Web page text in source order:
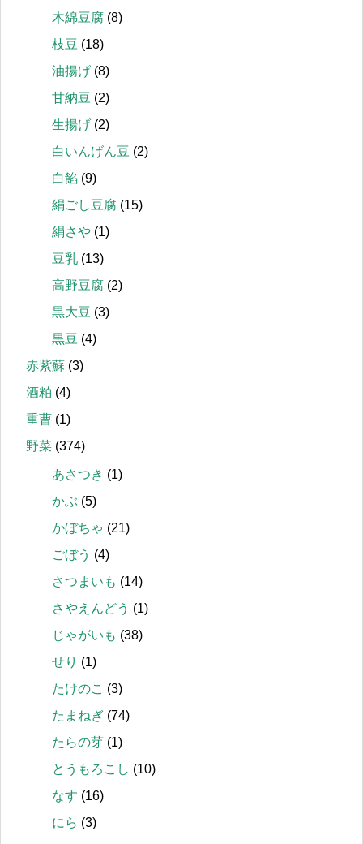
木綿豆腐 (8)
枝豆 (18)
油揚げ (8)
甘納豆 (2)
生揚げ (2)
白いんげん豆 (2)
白餡 (9)
絹ごし豆腐 (15)
絹さや (1)
豆乳 (13)
高野豆腐 (2)
黒大豆 (3)
黒豆 (4)
赤紫蘇 (3)
酒粕 (4)
重曹 (1)
野菜 (374)
あさつき (1)
かぶ (5)
かぼちゃ (21)
ごぼう (4)
さつまいも (14)
さやえんどう (1)
じゃがいも (38)
せり (1)
たけのこ (3)
たまねぎ (74)
たらの芽 (1)
とうもろこし (10)
なす (16)
にら (3)